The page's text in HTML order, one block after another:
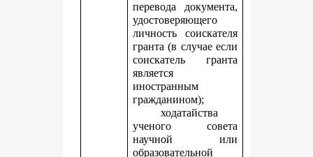
перевода документа,
удостоверяющего
личность соискателя
гранта (в случае если
соискатель гранта
является
иностранным
гражданином);
ходатайства
ученого совета
научной или
образовательной